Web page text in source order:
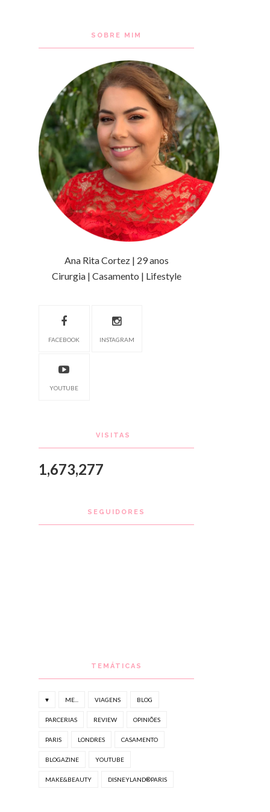
SOBRE MIM
Ana Rita Cortez | 29 anos
Cirurgia | Casamento | Lifestyle
FACEBOOK INSTAGRAM
YOUTUBE
VISITAS
1,673,277
SEGUIDORES
TEMÁTICAS
♥ ME... VIAGENS BLOG
PARCERIAS REVIEW OPINIÕES
PARIS LONDRES CASAMENTO
BLOGAZINE YOUTUBE
MAKE&BEAUTY DISNEYLAND®PARIS